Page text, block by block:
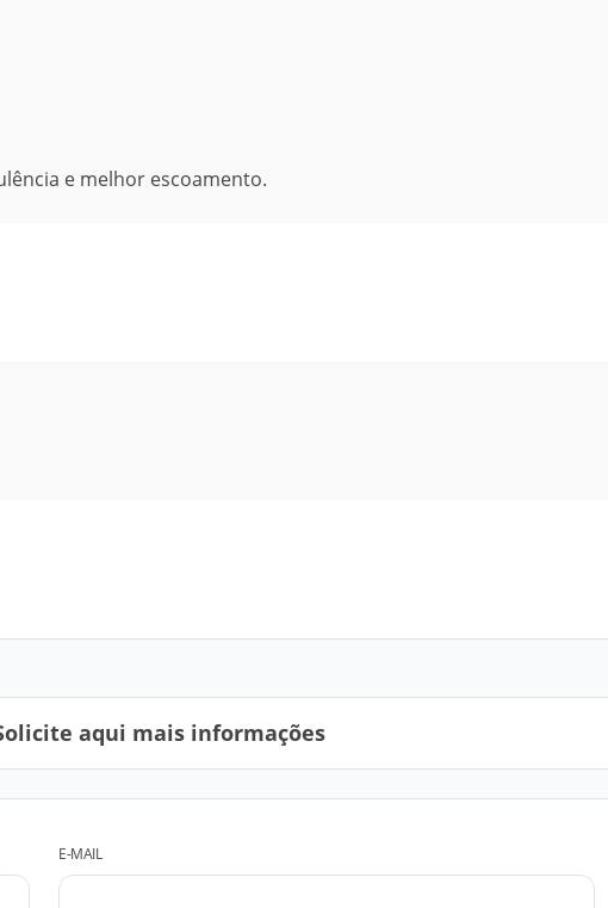
e melhor escoamento.
aqui mais informações
E-MAIL